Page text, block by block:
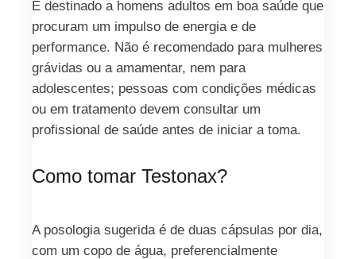
É destinado a homens adultos em boa saúde que
procuram um impulso de energia e de
performance. Não é recomendado para mulheres
grávidas ou a amamentar, nem para
adolescentes; pessoas com condições médicas
ou em tratamento devem consultar um
profissional de saúde antes de iniciar a toma.
Como tomar Testonax?
A posologia sugerida é de duas cápsulas por dia,
com um copo de água, preferencialmente